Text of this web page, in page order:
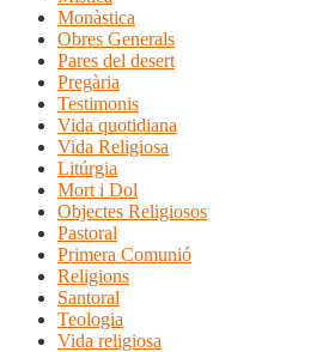
Monàstica
Obres Generals
Pares del desert
Pregària
Testimonis
Vida quotidiana
Vida Religiosa
Litúrgia
Mort i Dol
Objectes Religiosos
Pastoral
Primera Comunió
Religions
Santoral
Teologia
Vida religiosa